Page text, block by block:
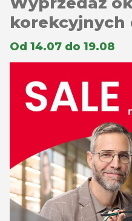
korekcyjnych
Od 14.07 do 19.08